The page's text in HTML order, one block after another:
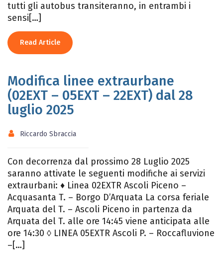
tutti gli autobus transiteranno, in entrambi i
sensi[…]
Read Article
Modifica linee extraurbane
(02EXT – 05EXT – 22EXT) dal 28
luglio 2025
Riccardo Sbraccia
Con decorrenza dal prossimo 28 Luglio 2025
saranno attivate le seguenti modifiche ai servizi
extraurbani: ♦ Linea 02EXTR Ascoli Piceno –
Acquasanta T. – Borgo D’Arquata La corsa feriale
Arquata del T. – Ascoli Piceno in partenza da
Arquata del T. alle ore 14:45 viene anticipata alle
ore 14:30 ◊ LINEA 05EXTR Ascoli P. – Roccafluvione
–[…]